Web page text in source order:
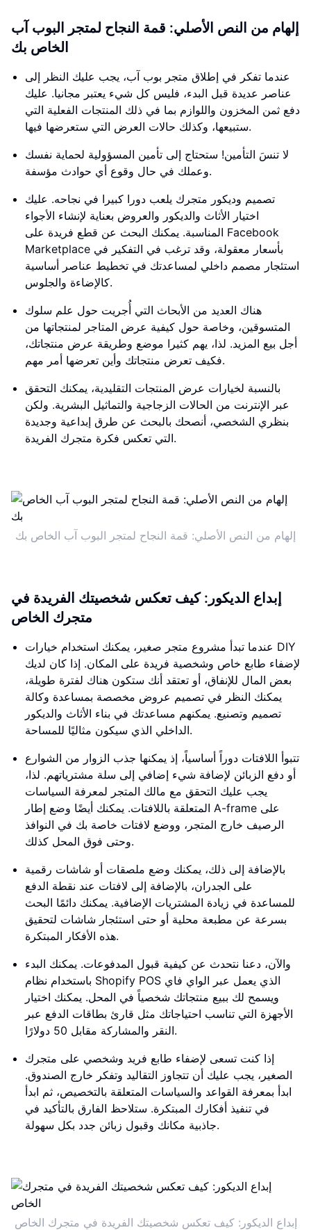
إلهام من النص الأصلي: قمة النجاح لمتجر البوب ​​آب
الخاص بك
عندما تفكر في إطلاق متجر بوب ​​آب، يجب عليك النظر إلى
عناصر عديدة قبل البدء، فليس كل شيء يعتبر مجانيا. عليك
دفع ثمن المخزون واللوازم بما في ذلك المنتجات الفعلية التي
ستبيعها، وكذلك حالات العرض التي ستعرضها فيها.
لا تنسَ التأمين! ستحتاج إلى تأمين المسؤولية لحماية نفسك
وعملك في حال وقوع أي حوادث مؤسفة.
تصميم وديكور متجرك يلعب دورا كبيرا في نجاحه. عليك
اختيار الأثاث والديكور والعروض بعناية لإنشاء الأجواء
المناسبة. يمكنك البحث عن قطع فريدة على Facebook
Marketplace بأسعار معقولة، وقد ترغب في التفكير في
استئجار مصمم داخلي لمساعدتك في تخطيط عناصر أساسية
كالإضاءة والجلوس.
هناك العديد من الأبحاث التي أُجريت حول علم سلوك
المتسوقين، وخاصة حول كيفية عرض المتاجر لمنتجاتها من
أجل بيع المزيد. لذا، يهم كثيرا موضع وطريقة عرض منتجاتك،
فكيف تعرض منتجاتك وأين تعرضها أمر مهم.
بالنسبة لخيارات عرض المنتجات التقليدية، يمكنك التحقق
عبر الإنترنت من الحالات الزجاجية والتماثيل البشرية. ولكن
بنظري الشخصي، أنصحك بالبحث عن طرق إبداعية وجديدة
التي تعكس فكرة متجرك الفريدة.
إلهام من النص الأصلي: قمة النجاح لمتجر البوب ​​آب الخاص بك
إبداع الديكور: كيف تعكس شخصيتك الفريدة في
متجرك الخاص
عندما تبدأ مشروع متجر صغير، يمكنك استخدام خيارات DIY
لإضفاء طابع خاص وشخصية فريدة على المكان. إذا كان لديك
بعض المال للإنفاق، أو تعتقد أنك ستكون هناك لفترة طويلة،
يمكنك النظر في تصميم عروض مخصصة بمساعدة وكالة
تصميم وتصنيع. يمكنهم مساعدتك في بناء الأثاث والديكور
الداخلي الذي سيكون مثاليًا للمساحة.
تتبوأ اللافتات دوراً أساسياً، إذ يمكنها جذب الزوار من الشوارع
أو دفع الزبائن لإضافة شيء إضافي إلى سلة مشترياتهم. لذا،
يجب عليك التحقق مع مالك المتجر لمعرفة السياسات
المتعلقة باللافتات. يمكنك أيضًا وضع إطار A-frame على
الرصيف خارج المتجر، ووضع لافتات خاصة بك في النوافذ
وحتى فوق المحل كذلك.
بالإضافة إلى ذلك، يمكنك وضع ملصقات أو شاشات رقمية
على الجدران، بالإضافة إلى لافتات عند نقطة الدفع
للمساعدة في زيادة المشتريات الإضافية. يمكنك دائمًا البحث
بسرعة عن مطبعة محلية أو حتى استئجار شاشات لتحقيق
هذه الأفكار المبتكرة.
والآن، دعنا نتحدث عن كيفية قبول المدفوعات. يمكنك البدء
باستخدام نظام Shopify POS الذي يعمل عبر الواي فاي
ويسمح لك ببيع منتجاتك شخصياً في المحل. يمكنك اختيار
الأجهزة التي تناسب احتياجاتك مثل قارئ بطاقات الدفع عبر
النقر والمشاركة مقابل 50 دولارًا.
إذا كنت تسعى لإضفاء طابع فريد وشخصي على متجرك
الصغير، يجب عليك أن تتجاوز التقاليد وتفكر خارج الصندوق.
ابدأ بمعرفة القواعد والسياسات المتعلقة بالتخصيص، ثم ابدأ
في تنفيذ أفكارك المبتكرة. ستلاحظ الفارق بالتأكيد في
جاذبية مكانك وقبول زبائن جدد بكل سهولة.
إبداع الديكور: كيف تعكس شخصيتك الفريدة في متجرك الخاص